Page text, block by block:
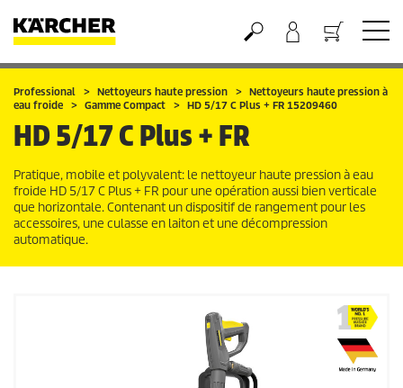
Panier
Professional Nettoyeurs haute pression
Nettoyeurs haute pression à
eau froide
Gamme Compact HD 5/17 C Plus + FR 15209460
HD 5/17 C Plus + FR
Pratique, mobile et polyvalent: le nettoyeur haute pression à eau
froide HD 5/17 C Plus + FR pour une opération aussi bien verticale
que horizontale. Contenant un dispositif de rangement pour les
accessoires, une culasse en laiton et une décompression
automatique.